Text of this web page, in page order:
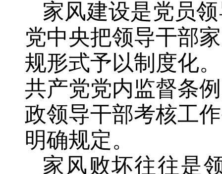
家风建设是党员
党中央把领导干部
规形式予以制度化
共产党党内监督条
政领导干部考核工
明确规定。
家风败坏往往是